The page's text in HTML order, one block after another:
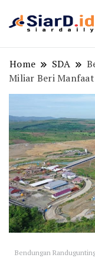
Home SDA
Miliar Beri
Bendungan